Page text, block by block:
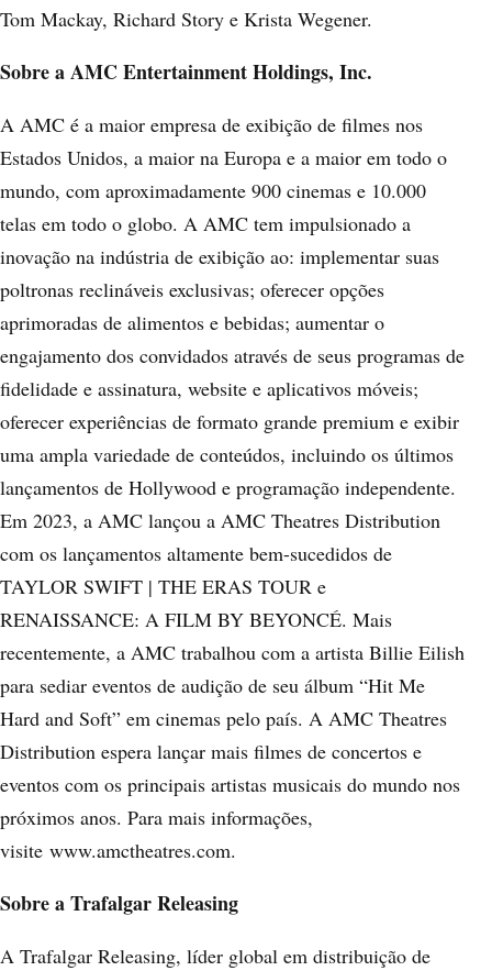
Tom Mackay, Richard Story e Krista Wegener.
Sobre a AMC Entertainment Holdings, Inc.
A AMC é a maior empresa de exibição de filmes nos
Estados Unidos, a maior na Europa e a maior em todo o
mundo, com aproximadamente 900 cinemas e 10.000
telas em todo o globo. A AMC tem impulsionado a
inovação na indústria de exibição ao: implementar suas
poltronas reclináveis exclusivas; oferecer opções
aprimoradas de alimentos e bebidas; aumentar o
engajamento dos convidados através de seus programas de
fidelidade e assinatura, website e aplicativos móveis;
oferecer experiências de formato grande premium e exibir
uma ampla variedade de conteúdos, incluindo os últimos
lançamentos de Hollywood e programação independente.
Em 2023, a AMC lançou a AMC Theatres Distribution
com os lançamentos altamente bem-sucedidos de
TAYLOR SWIFT | THE ERAS TOUR e
RENAISSANCE: A FILM BY BEYONCÉ. Mais
recentemente, a AMC trabalhou com a artista Billie Eilish
para sediar eventos de audição de seu álbum “Hit Me
Hard and Soft” em cinemas pelo país. A AMC Theatres
Distribution espera lançar mais filmes de concertos e
eventos com os principais artistas musicais do mundo nos
próximos anos. Para mais informações,
visite www.amctheatres.com.
Sobre a Trafalgar Releasing
A Trafalgar Releasing, líder global em distribuição de